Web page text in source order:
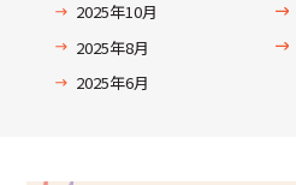
2025年10月
2025年8月
2025年6月